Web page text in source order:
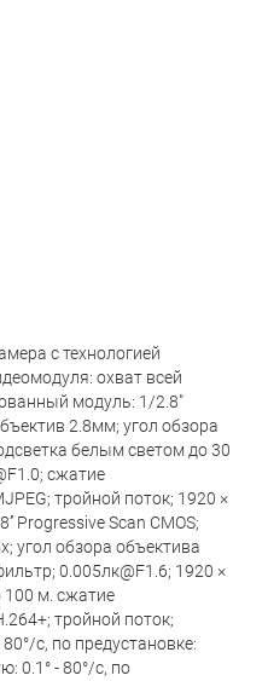
с технологией
охват всей
модуль: 1/2.8"
2.8мм; угол обзора
белым светом до 30
сжатие
тройной поток; 1920 ×
Progressive Scan CMOS;
угол обзора объектива
0.005лк@F1.6; 1920 ×
100 м. сжатие
тройной поток;
с, по предустановке:
0.1° - 80°/с, по